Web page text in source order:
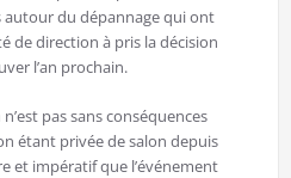
autour du dépannage qui ont
de direction à pris la décision
l’an prochain.
pas sans conséquences
étant privée de salon depuis
et impératif que l’événement